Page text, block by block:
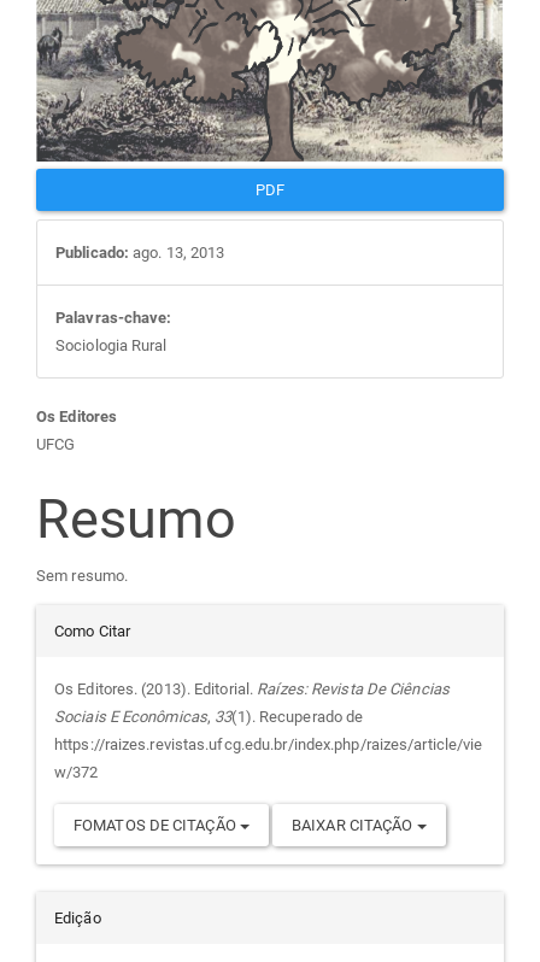
PDF
Publicado: ago. 13, 2013
Palavras-chave:
Sociologia Rural
Conteúdo
do
artigo
principal
Os Editores
UFCG
Resumo
Sem resumo.
Detalhes
do
artigo
Como Citar
Os Editores. (2013). Editorial. Raízes: Revista De Ciências
Sociais E Econômicas, 33(1). Recuperado de
https://raizes.revistas.ufcg.edu.br/index.php/raizes/article/vie
w/372
FOMATOS DE CITAÇÃO BAIXAR CITAÇÃO
Edição